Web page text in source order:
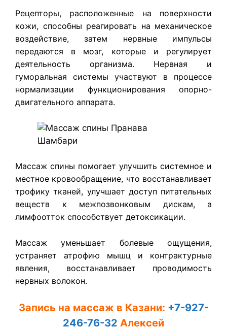
Рецепторы, расположенные на поверхности
кожи, способны реагировать на механическое
воздействие, затем нервные импульсы
передаются в мозг, которые и регулирует
деятельность организма. Нервная и
гуморальная системы участвуют в процессе
нормализации функционирования опорно-
двигательного аппарата.
Массаж спины помогает улучшить системное и
местное кровообращение, что восстанавливает
трофику тканей, улучшает доступ питательных
веществ к межпозвонковым дискам, а
лимфоотток способствует детоксикации.
Массаж уменьшает болевые ощущения,
устраняет атрофию мышц и контрактурные
явления, восстанавливает проводимость
нервных волокон.
Запись на массаж в Казани: +7-927-
246-76-32 Алексей